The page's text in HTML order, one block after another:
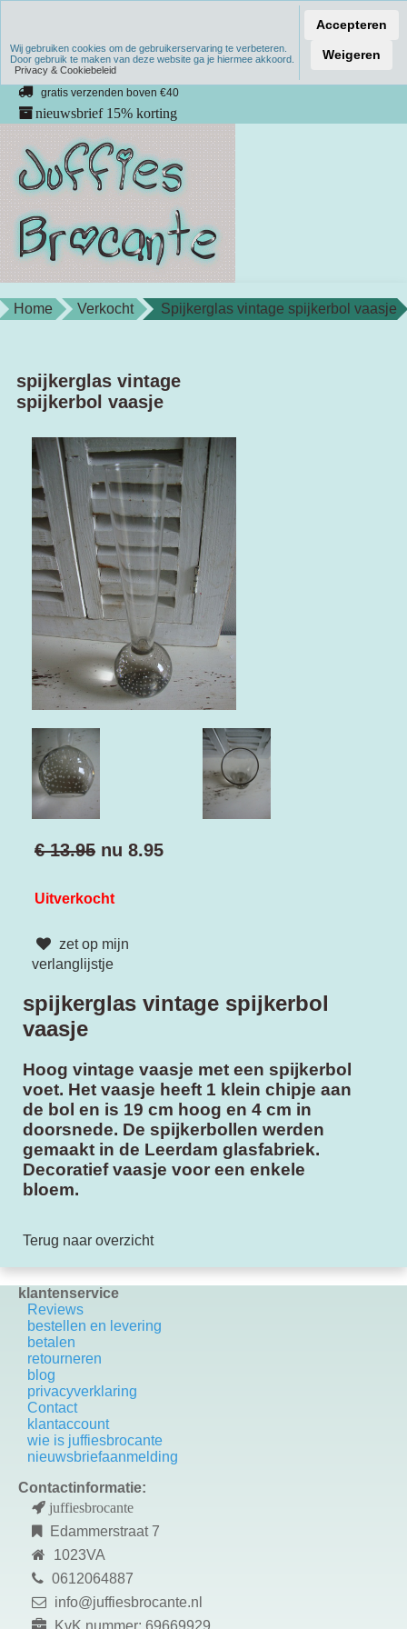
Verzenden binnen 1 werkdag
unieke producten
gratis verzenden boven €40
nieuwsbrief 15% korting
Home Verkocht Spijkerglas vintage spijkerbol vaasje
spijkerglas vintage
spijkerbol vaasje
€ 13.95 nu 8.95
Uitverkocht
zet op mijn
verlanglijstje
spijkerglas vintage spijkerbol
vaasje
Hoog vintage vaasje met een spijkerbol
voet. Het vaasje heeft 1 klein chipje aan
de bol en is 19 cm hoog en 4 cm in
doorsnede. De spijkerbollen werden
gemaakt in de Leerdam glasfabriek.
Decoratief vaasje voor een enkele
bloem.
Terug naar overzicht
klantenservice
Reviews
bestellen en levering
betalen
retourneren
blog
privacyverklaring
Contact
k lantaccount
wie is juffiesbrocante
nieuwsbriefaanmelding
Contactinformatie:
juffiesbrocante
Edammerstraat 7
1023VA
0612064887
info@juffiesbrocante.nl
Wij gebruiken cookies om de gebruikerservaring te verbeteren.
Door gebruik te maken van deze website ga je hiermee akkoord.
Privacy & Cookiebeleid
Accepteren
Weigeren